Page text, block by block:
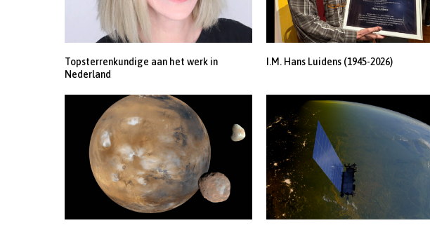
Topsterrenkundige aan het werk in
Nederland
I.M. Hans Luidens (1945-2026)